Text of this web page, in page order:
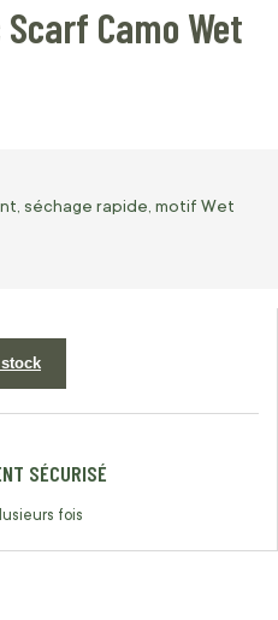
Camo Wet
séchage rapide, motif Wet
SÉCURISÉ
fois